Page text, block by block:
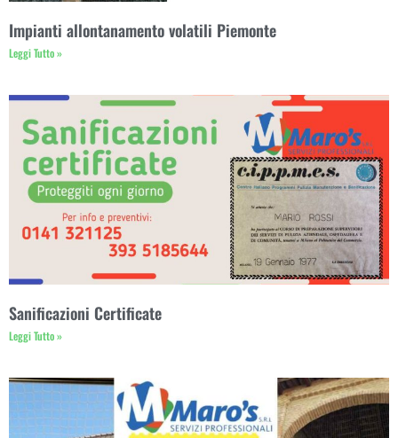
Impianti allontanamento volatili Piemonte
Leggi Tutto »
Sanificazioni Certificate
Leggi Tutto »